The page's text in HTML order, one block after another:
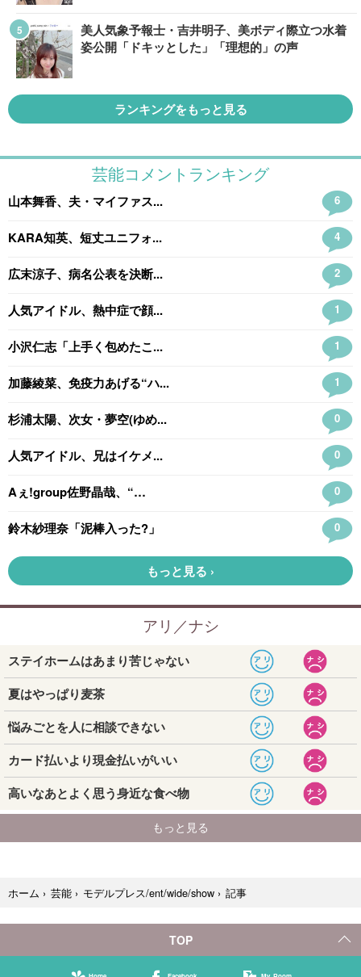
美人気象予報士・吉井明子、美ボディ際立つ水着
姿公開「ドキッとした」「理想的」の声
ランキングをもっと見る
ホーム › 芸能 › モデルプレス/ent/wide/show › 記事
TOP